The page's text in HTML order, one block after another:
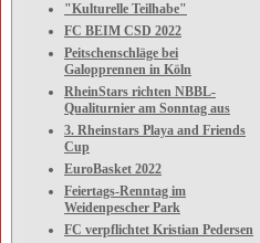
"Kulturelle Teilhabe"
FC BEIM CSD 2022
Peitschenschläge bei
Galopprennen in Köln
RheinStars richten NBBL-
Qualiturnier am Sonntag aus
3. Rheinstars Playa and Friends
Cup
EuroBasket 2022
Feiertags-Renntag im
Weidenpescher Park
FC verpflichtet Kristian Pedersen